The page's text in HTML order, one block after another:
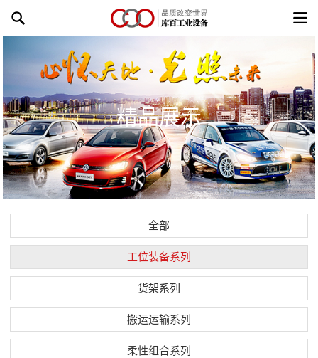
精品展示
全部
工位装备系列
货架系列
搬运运输系列
柔性组合系列